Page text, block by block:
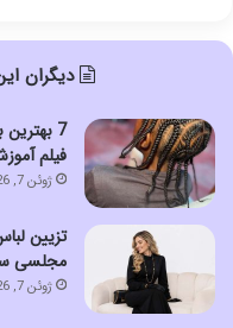
دیگران
7
فیلم
ژوئن 7, 2026
مجلسی
ژوئن 7, 2026